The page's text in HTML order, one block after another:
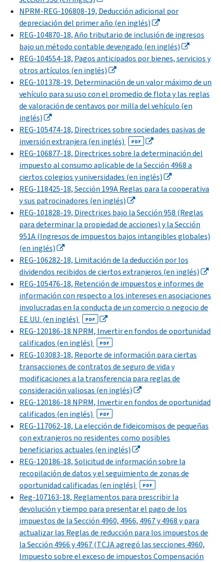
NPRM-REG-106808-19, Deducción adicional por
depreciación del primer año (en inglés)
REG-104870-18, Año tributario de inclusión de ingresos
bajo un método contable devengado (en inglés)
REG-104554-18, Pagos anticipados por bienes, servicios y
otros artículos (en inglés)
REG-101378-19, Determinación de un valor máximo de un
vehículo para su uso con el promedio de flota y las reglas
de valoración de centavos por milla del vehículo (en
inglés)
REG-105474-18, Directrices sobre sociedades pasivas de
inversión extranjera (en inglés)
PDF
REG-106877-18, Directrices sobre la determinación del
impuesto al consumo aplicable de la Sección 4968 a
ciertos colegios y universidades (en inglés)
REG-118425-18, Sección 199A Reglas para la cooperativa
y sus patrocinadores (en inglés)
REG-101828-19, Directrices bajo la Sección 958 (Reglas
para determinar la propiedad de acciones) y la Sección
951A (Ingresos de impuestos bajos intangibles globales)
(en inglés)
REG-106282-18, Limitación de la deducción por los
dividendos recibidos de ciertos extranjeros (en inglés)
REG-105476-18, Retención de impuestos e informes de
información con respecto a los intereses en asociaciones
involucradas en la conducta de un comercio o negocio de
EE.UU. (en inglés)
PDF
REG-120186-18 NPRM, Invertir en fondos de oportunidad
calificados (en inglés)
PDF
REG-103083-18, Reporte de información para ciertas
transacciones de contratos de seguro de vida y
modificaciones a la transferencia para reglas de
consideración valiosas (en inglés)
REG-120186-18 NPRM, Invertir en fondos de oportunidad
calificados (en inglés)
PDF
REG-117062-18, La elección de fideicomisos de pequeñas
con extranjeros no residentes como posibles
beneficiarios actuales (en inglés)
REG-120186-18, Solicitud de información sobre la
recopilación de datos y el seguimiento de zonas de
oportunidad calificadas (en inglés)
PDF
Reg-107163-18, Reglamentos para prescribir la
devolución y tiempo para presentar el pago de los
impuestos de la Sección 4960, 4966, 4967 y 4968 y para
actualizar las Reglas de reducción para los impuestos de
la Sección 4966 y 4967 (TCJA agregó las secciones 4960,
Impuesto sobre el exceso de impuestos Compensación